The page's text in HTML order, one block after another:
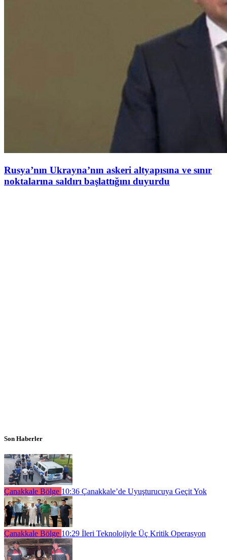
Rusya’nın Ukrayna’nın askeri altyapısına ve sınır
noktalarına saldırı başlattığını duyurdu
Son Haberler
Çanakkale Bölge 10:36 Çanakkale’de Uyuşturucuya Geçit Yok
Çanakkale Bölge 10:29 İleri Teknolojiyle Üç Kritik Operasyon